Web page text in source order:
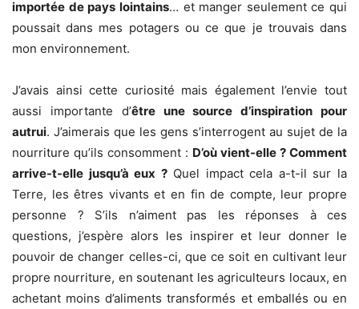
importée de pays lointains… et manger seulement ce qui
poussait dans mes potagers ou ce que je trouvais dans
mon environnement.
J’avais ainsi cette curiosité mais également l’envie tout
aussi importante d’être une source d’inspiration pour
autrui. J’aimerais que les gens s’interrogent au sujet de la
nourriture qu’ils consomment : D’où vient-elle ? Comment
arrive-t-elle jusqu’à eux ?Quel impact cela a-t-il sur la
Terre, les êtres vivants et en fin de compte, leur propre
personne ? S’ils n’aiment pas les réponses à ces
questions, j’espère alors les inspirer et leur donner le
pouvoir de changer celles-ci, que ce soit en cultivant leur
propre nourriture, en soutenant les agriculteurs locaux, en
achetant moins d’aliments transformés et emballés ou en